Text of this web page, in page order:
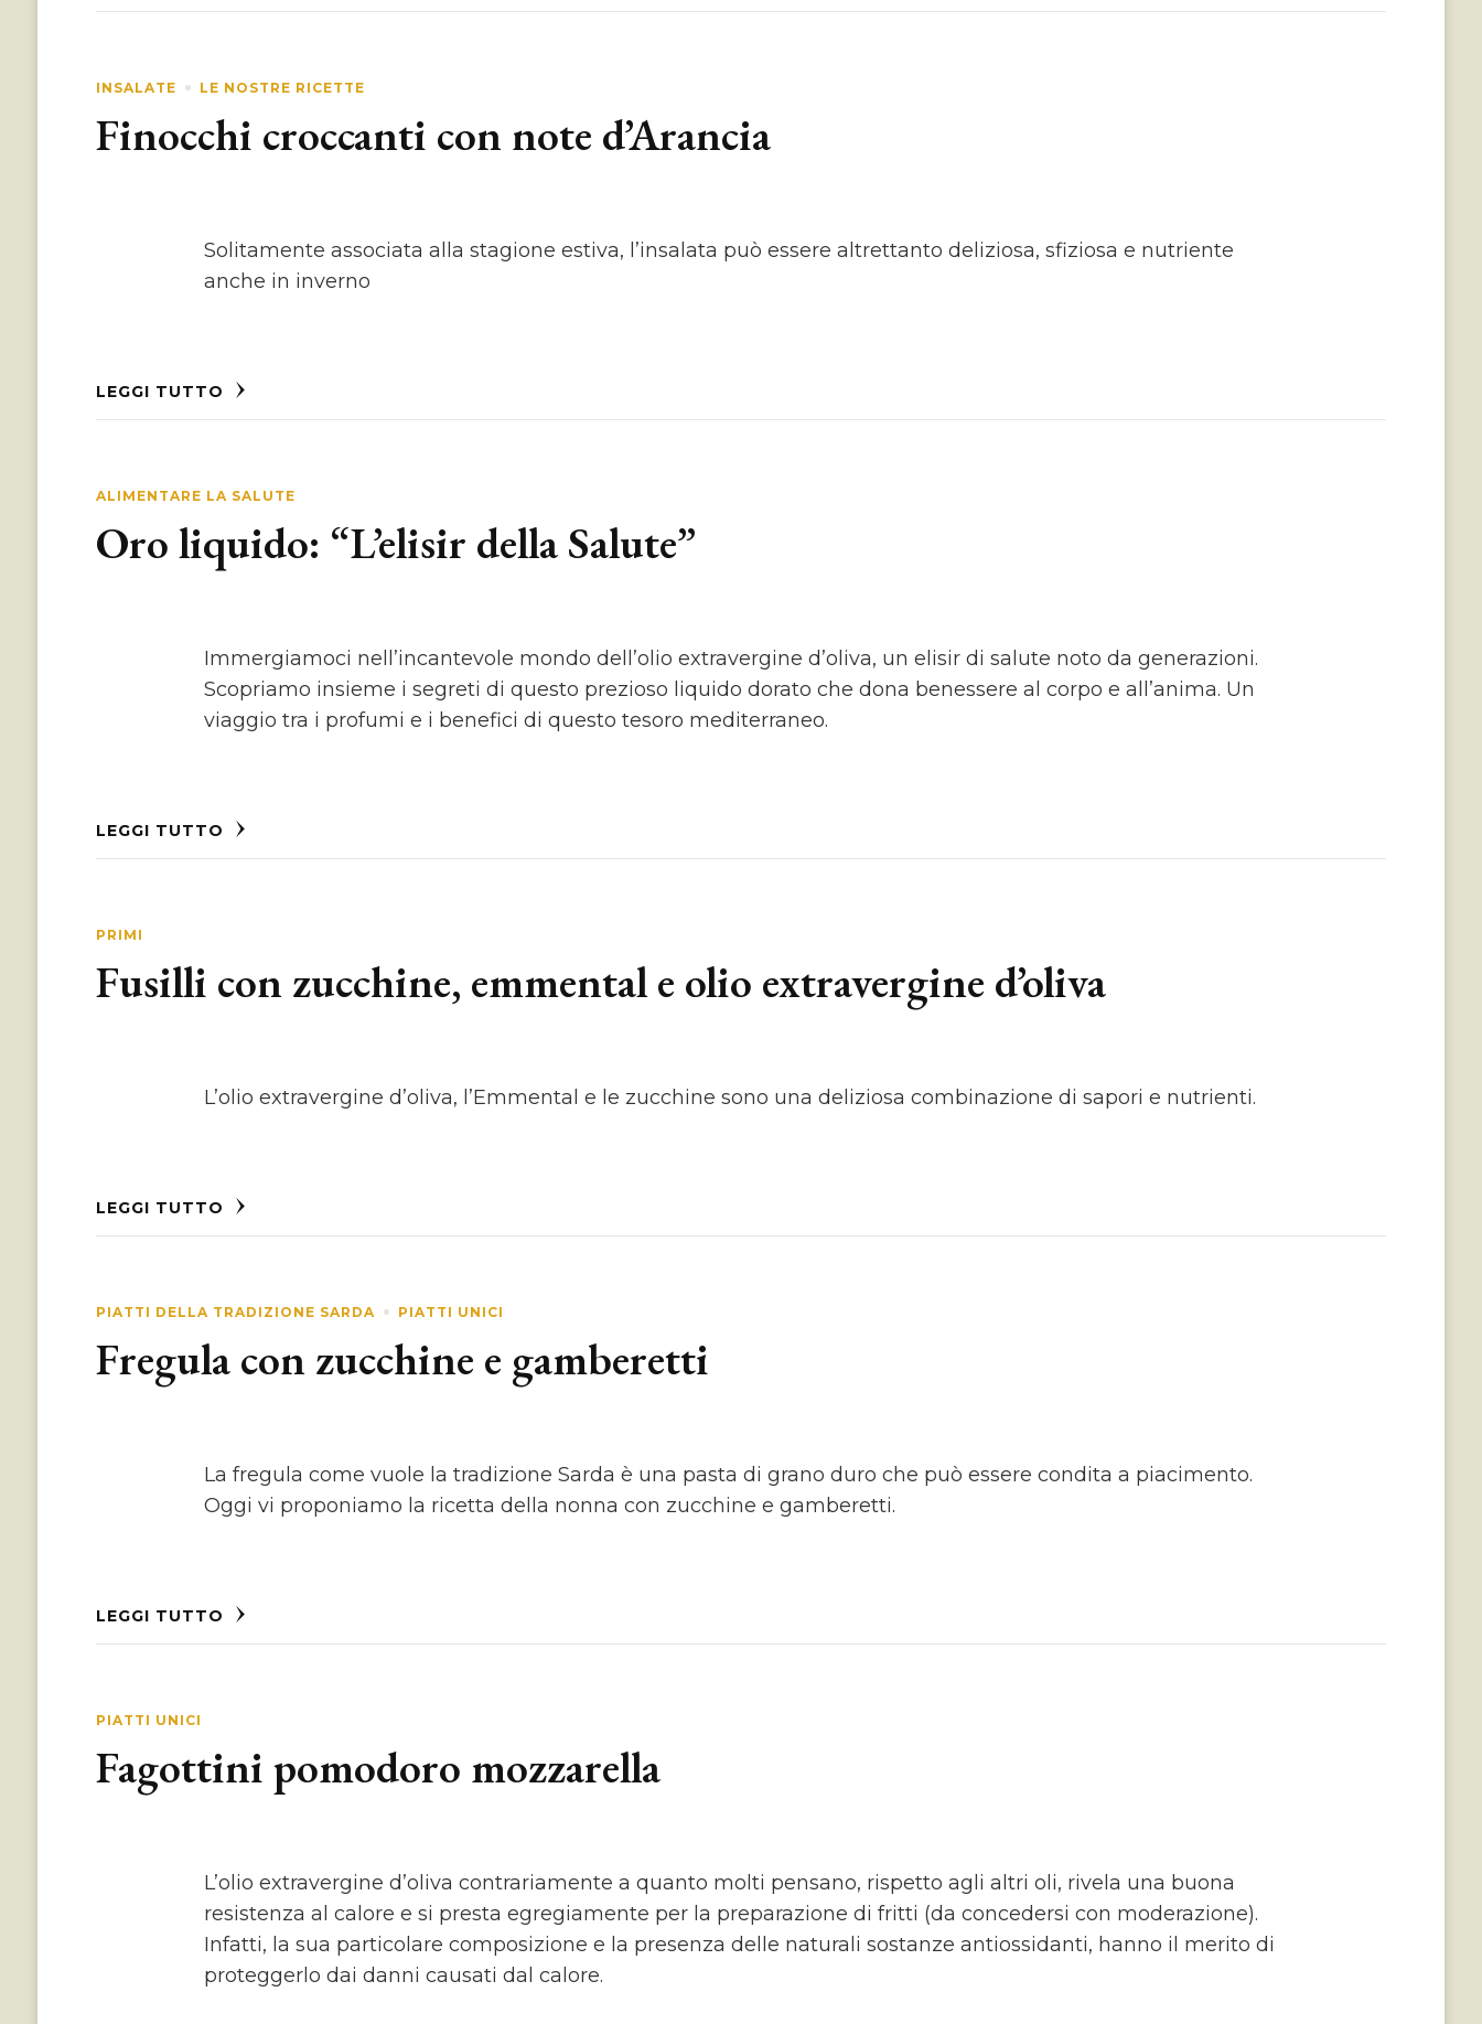
INSALATE LE NOSTRE RICETTE
Finocchi croccanti con note d’Arancia
Solitamente associata alla stagione estiva, l’insalata può essere altrettanto deliziosa, sfiziosa e nutriente
anche in inverno
LEGGI TUTTO
ALIMENTARE LA SALUTE
Oro liquido: “L’elisir della Salute”
Immergiamoci nell’incantevole mondo dell’olio extravergine d’oliva, un elisir di salute noto da generazioni.
Scopriamo insieme i segreti di questo prezioso liquido dorato che dona benessere al corpo e all’anima. Un
viaggio tra i profumi e i benefici di questo tesoro mediterraneo.
LEGGI TUTTO
PRIMI
Fusilli con zucchine, emmental e olio extravergine d’oliva
L’olio extravergine d’oliva, l’Emmental e le zucchine sono una deliziosa combinazione di sapori e nutrienti.
LEGGI TUTTO
PIATTI DELLA TRADIZIONE SARDA PIATTI UNICI
Fregula con zucchine e gamberetti
La fregula come vuole la tradizione Sarda è una pasta di grano duro che può essere condita a piacimento.
Oggi vi proponiamo la ricetta della nonna con zucchine e gamberetti.
LEGGI TUTTO
PIATTI UNICI
Fagottini pomodoro mozzarella
L’olio extravergine d’oliva contrariamente a quanto molti pensano, rispetto agli altri oli, rivela una buona
resistenza al calore e si presta egregiamente per la preparazione di fritti (da concedersi con moderazione).
Infatti, la sua particolare composizione e la presenza delle naturali sostanze antiossidanti, hanno il merito di
proteggerlo dai danni causati dal calore.